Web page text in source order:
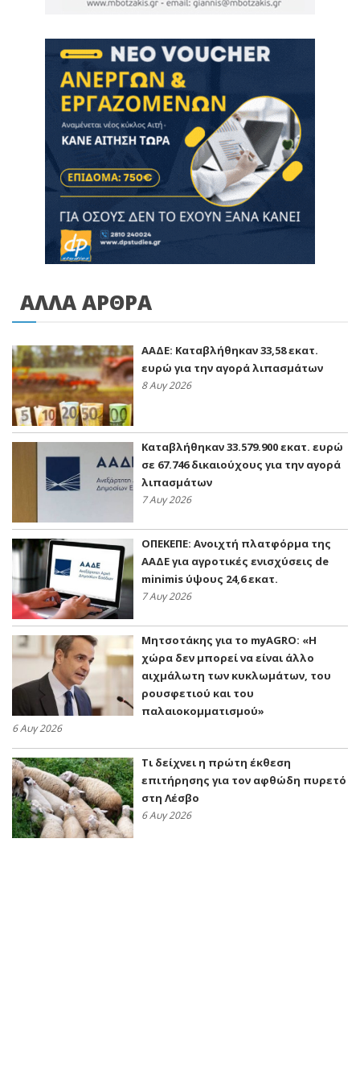
ΑΛΛΑ ΑΡΘΡΑ
ΑΑΔΕ: Kαταβλήθηκαν 33,58 εκατ.
ευρώ για την αγορά λιπασμάτων
8 Αυγ 2026
Καταβλήθηκαν 33.579.900 εκατ. ευρώ
σε 67.746 δικαιούχους για την αγορά
λιπασμάτων
7 Αυγ 2026
ΟΠΕΚΕΠΕ: Ανοιχτή πλατφόρμα της
ΑΑΔΕ για αγροτικές ενισχύσεις de
minimis ύψους 24,6 εκατ.
7 Αυγ 2026
Μητσοτάκης για το myAGRO: «Η
χώρα δεν μπορεί να είναι άλλο
αιχμάλωτη των κυκλωμάτων, του
ρουσφετιού και του
παλαιοκομματισμού»
6 Αυγ 2026
Τι δείχνει η πρώτη έκθεση
επιτήρησης για τον αφθώδη πυρετό
στη Λέσβο
6 Αυγ 2026